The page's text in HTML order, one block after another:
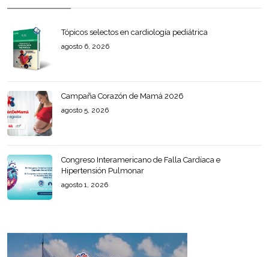
Tópicos selectos en cardiología pediátrica
agosto 6, 2026
Campaña Corazón de Mamá 2026
agosto 5, 2026
Congreso Interamericano de Falla Cardíaca e
Hipertensión Pulmonar
agosto 1, 2026